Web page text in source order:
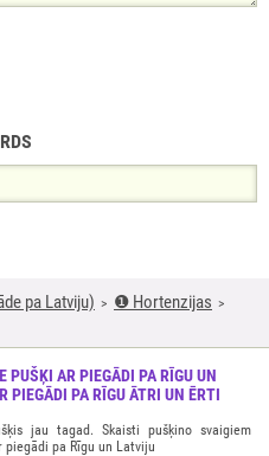
pa Latviju)
❶ Hortenzijas
AR PIEGĀDI PA RĪGU UN
PIEGĀDI PA RĪGU ĀTRI UN ĒRTI
jau tagad. Skaisti pušķino svaigiem
pa Rīgu un Latviju